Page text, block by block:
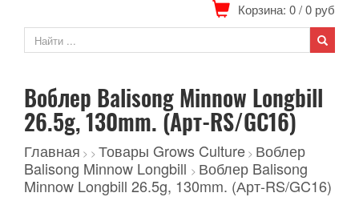
Корзина: 0/0 руб
Воблер Balisong Minnow Longbill
26.5g, 130mm. (Арт-RS/GC16)
Главная > > Товары Grows Culture > Воблер
Balisong Minnow Longbill > Воблер Balisong
Minnow Longbill 26.5g, 130mm. (Арт-RS/GC16)